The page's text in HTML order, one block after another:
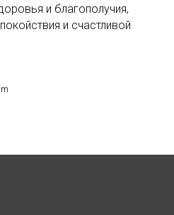
и благополучия,
и счастливой